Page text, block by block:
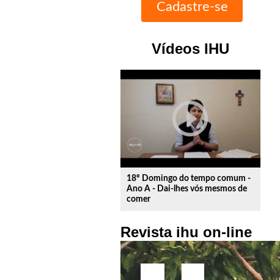
Vídeos IHU
play_circle_outline
18º Domingo do tempo comum -
Ano A - Dai-lhes vós mesmos de
comer
Revista ihu on-line